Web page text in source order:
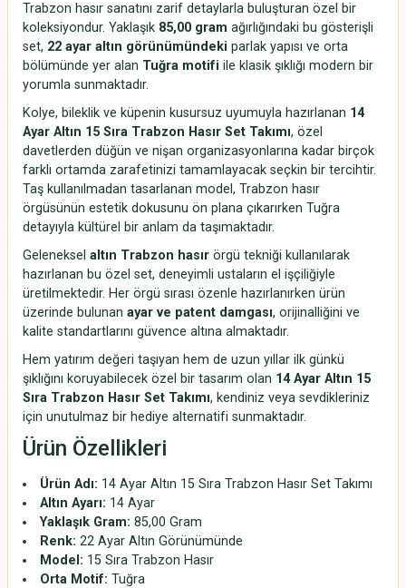
Trabzon hasır sanatını zarif detaylarla buluşturan özel bir
koleksiyondur. Yaklaşık 85,00 gram ağırlığındaki bu gösterişli
set, 22 ayar altın görünümündeki parlak yapısı ve orta
bölümünde yer alan Tuğra motifi ile klasik şıklığı modern bir
yorumla sunmaktadır.
Kolye, bileklik ve küpenin kusursuz uyumuyla hazırlanan 14
Ayar Altın 15 Sıra Trabzon Hasır Set Takımı, özel
davetlerden düğün ve nişan organizasyonlarına kadar birçok
farklı ortamda zarafetinizi tamamlayacak seçkin bir tercihtir.
Taş kullanılmadan tasarlanan model, Trabzon hasır
örgüsünün estetik dokusunu ön plana çıkarırken Tuğra
detayıyla kültürel bir anlam da taşımaktadır.
Geleneksel altın Trabzon hasır örgü tekniği kullanılarak
hazırlanan bu özel set, deneyimli ustaların el işçiliğiyle
üretilmektedir. Her örgü sırası özenle hazırlanırken ürün
üzerinde bulunan ayar ve patent damgası, orijinalliğini ve
kalite standartlarını güvence altına almaktadır.
Hem yatırım değeri taşıyan hem de uzun yıllar ilk günkü
şıklığını koruyabilecek özel bir tasarım olan 14 Ayar Altın 15
Sıra Trabzon Hasır Set Takımı, kendiniz veya sevdikleriniz
için unutulmaz bir hediye alternatifi sunmaktadır.
Ürün Özellikleri
Ürün Adı: 14 Ayar Altın 15 Sıra Trabzon Hasır Set Takımı
Altın Ayarı: 14 Ayar
Yaklaşık Gram: 85,00 Gram
Renk: 22 Ayar Altın Görünümünde
Model: 15 Sıra Trabzon Hasır
Orta Motif: Tuğra